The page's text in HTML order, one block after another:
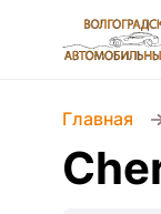
Главная